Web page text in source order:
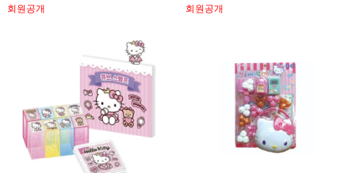
회원공개 회원공개